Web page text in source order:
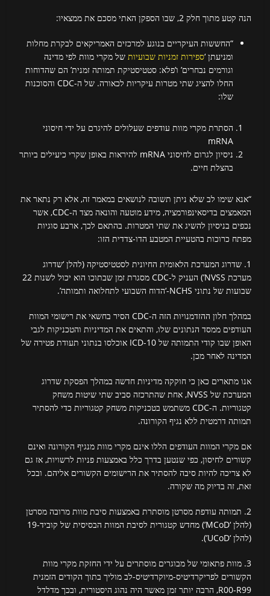
הנה קטע מתוך חלק 2, שבו הספקן האתי מסכם את ממצאיו:
“החששות העיקריים בנוגע למרכזים האמריקאים לבקרת מחלות
ומניעתן ‘ספירות זמניות שבועיות של מקרי מוות לפי מדינה
וגורמים נבחרים’ ו’פלא: סטטיסטיקת תמותה זמנית’ הם שהדוחות
החלו להציג שתי מטרות עיקריות לכאורה. של ה-CDC והסוכנות
שלו:
הסתרת מקרי מוות עודפים שעלולים להיגרם על ידי חיסוני
mRNA
ניסיון לגרום לחיסוני mRNA להיראות באופן שקרי כיעילים ביותר
בהצלת חיים.
“אנא שימו לב שלא ניתן תשובה לנושאים במאמר זה, אלא רק נתאר את
המאמצים בדיסאינפורמציה, מידע מוטעה והונאה מצד ה-CDC, אשר
נכפים בניסיון להשיג את שתי המטרות. בהתאם לכך, ארבע סוגיות
מפתח כרוכות בהטעיית המטבע הדו-צדדית הזו:
1. שדרוג המערכת הלאומית החיונית לסטטיסטיקה (להלן ‘שדרוג
מערכת NVSS’) העניק ל-CDC מסגרת זמן שבתוכו הוא יכול לשנות 22
שבועות של נתוני NCHS-‘הדוח השבועי לתחלואה ותמותה’.
במהלך חלון ההזדמנויות הזה ה-CDC הסיר בחשאי את רישומי המוות
העודפים ממסד הנתונים שלו, והתאים את המדיניות והטכניקות לגבי
האופן שבו קודי התמותה של ICD-10 אוכלסו בנתוני תעודת פטירה של
המדינה לאחר מכן.
אנו מתארים כאן כי חוקקה מדיניות חדשה במהלך הפסקת שדרוג
המערכת של NVSS, אחת שהתרכזה סביב שתי שיטות משחק
קטגוריות. ה-CDC משתמש בטכניקות משחק קטגוריות כדי להסתיר
תמותה דרמטית ללא נגיף הקורונה.
אם מקרי המוות העודפים הללו אינם מקרי מוות מנגיף הקורונה ואינם
קשורים לחיסון, כפי שנטען בדרך כלל באמצעות פניות לרשויות, אז גם
לא צריכה להיות סיבה להסתיר את הרישומים הקשורים אליהם. ובכל
זאת, זה בדיוק מה שקורה.
2. תמותה עודפת מסרטן מוסתרת באמצעות סיבת מוות מרובה מסרטן
(להלן ‘MCoD’) מחדש קטגורית לסיבת המוות הבסיסית של קוביד-19
(להלן ‘UCoD’).
3. מוות פתאומי של מבוגרים מוסתרים על ידי החזקת מקרי מוות
הקשורים לפריקרדיטיס-מיוקרדיטיס-לב מוליך בתוך הקודים הזמנית
R00-R99, הרבה יותר זמן מאשר היה נהוג היסטורית, ובכך מדלדל